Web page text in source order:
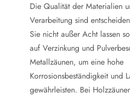
Die Qualität der Materialien
Verarbeitung sind
Sie nicht außer Acht lassen
auf Verzinkung und
Metallzäunen, um eine hohe
Korrosionsbeständigkeit und
gewährleisten. Bei